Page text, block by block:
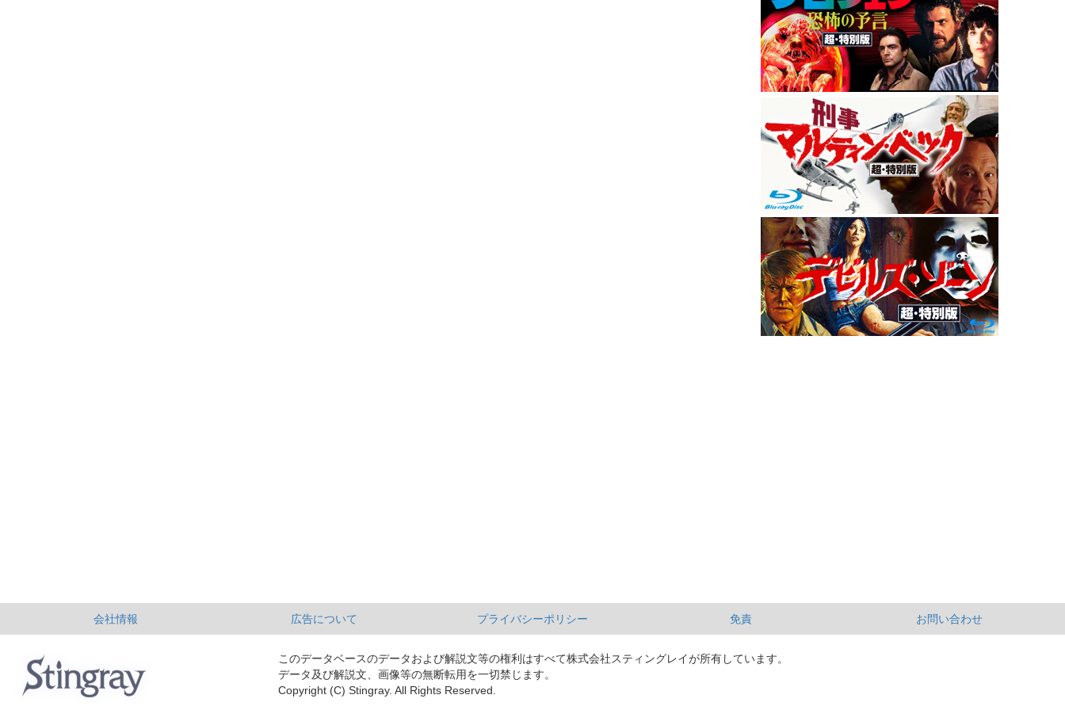
会社情報 広告について プライバシーポリシー 免責 お問い合わせ
このデータベースのデータおよび解説文等の権利はすべて株式会社スティングレイが所有しています。
データ及び解説文、画像等の無断転用を一切禁じます。
Copyright (C) Stingray. All Rights Reserved.